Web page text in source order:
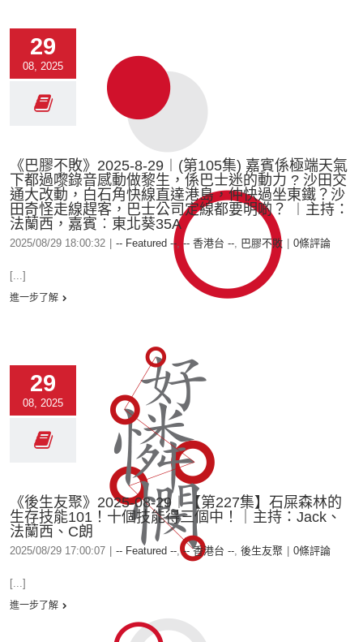
29
08, 2025
《巴膠不敗》2025-8-29︱(第105集) 嘉賓係極端天氣
下都過嚟錄音感動做黎生，係巴士迷的動力 ? 沙田交
通大改動，白石角快線直達港島，仲快過坐東鐵？沙
田奇怪走線趕客，巴士公司定線都要明啲？ ︱主持：
法蘭西，嘉賓︰東北葵35A
2025/08/29 18:00:32 -- Featured --, -- 香港台 --, 巴膠不敗 0條評論
[...]
進一步了解
29
08, 2025
《後生友聚》2025-08-29︱【第227集】石屎森林的
生存技能101！十個技能得三個中！｜主持：Jack、
法蘭西、C朗
2025/08/29 17:00:07 -- Featured --,-- 香港台 --, 後生友聚 0條評論
[...]
進一步了解